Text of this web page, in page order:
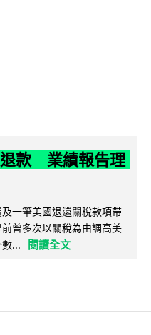
退款 業績報告理
一筆美國退還關稅款項帶
曾多次以關稅為由調高美
...
閱讀全文